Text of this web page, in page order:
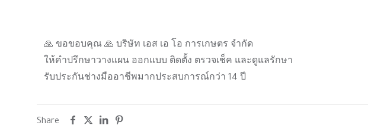
🙏 ขอขอบคุณ 🙏 บริษัท เอส เอ โอ การเกษตร จำกัด
ให้คำปรึกษาวางแผน ออกแบบ ติดตั้ง ตรวจเช็ค และดูแลรักษา
รับประกันช่างมืออาชีพมากประสบการณ์กว่า 14 ปี
Share